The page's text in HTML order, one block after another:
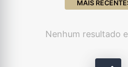
MAIS
Nenhum resultado